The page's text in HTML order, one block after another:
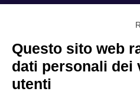
Cookie Policy
Scopri il Polo
Questo sito web
dati personali dei
utenti